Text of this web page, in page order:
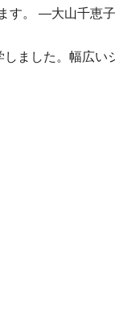
す。 ―大山千恵子
ました。幅広い